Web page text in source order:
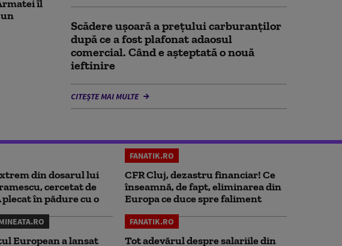
îl
Scădere ușoară a prețului carburanților
după ce a fost plafonat adaosul
comercial. Când e așteptată o nouă
ieftinire
CITEȘTE MAI MULTE
din dosarul lui
cercetat de
în pădure cu o
FANATIK.RO
CFR Cluj, dezastru financiar! Ce
înseamnă, de fapt, eliminarea din
Europa ce duce spre faliment
European a lansat
FANATIK.RO
Tot adevărul despre salariile din